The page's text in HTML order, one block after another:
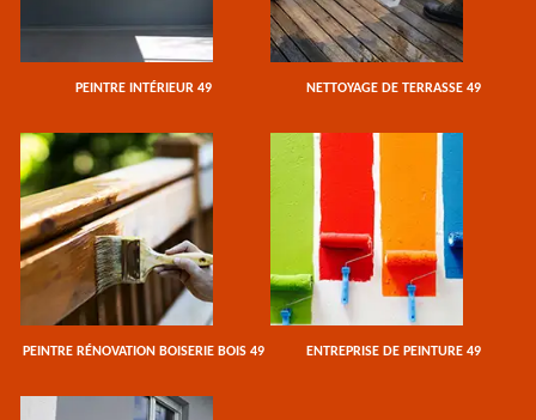
PEINTRE INTÉRIEUR 49 NETTOYAGE DE TERRASSE 49
PEINTRE RÉNOVATION BOISERIE BOIS 49 ENTREPRISE DE PEINTURE 49